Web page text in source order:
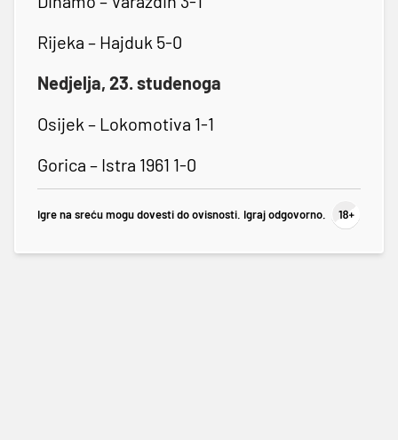
Rijeka – Hajduk 5-0
Nedjelja, 23. studenoga
Osijek – Lokomotiva 1-1
Gorica – Istra 1961 1-0
Igre na sreću mogu dovesti do ovisnosti. Igraj odgovorno.